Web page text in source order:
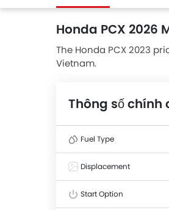
Honda PCX 2026
The Honda PCX 2023
Vietnam.
Thông số chính
Fuel Type
Displacement
Start Option